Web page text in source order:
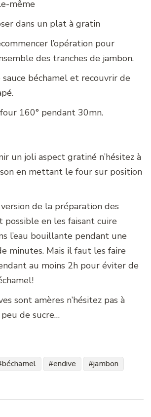
même
dans un plat à gratin
l’opération pour
des tranches de jambon.
béchamel et recouvrir de
160° pendant 30mn.
un joli aspect gratiné n’hésitez à
en mettant le four sur position
de la préparation des
possible en les faisant cuire
l’eau bouillante pendant une
minutes. Mais il faut les faire
au moins 2h pour éviter de
sont amères n’hésitez pas à
de sucre…
béchamel endive jambon